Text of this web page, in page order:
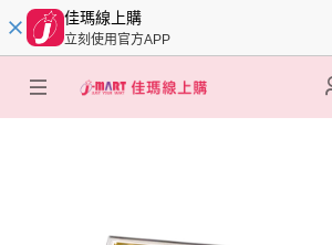
佳瑪線上購
立刻使用官方APP